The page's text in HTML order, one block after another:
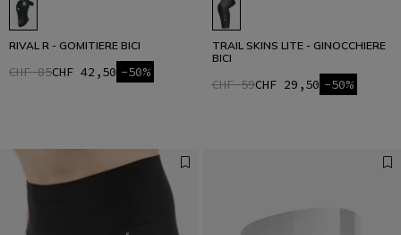
RIVAL R - GOMITIERE BICI
CHF 85CHF 42,50 -50%
TRAIL SKINS LITE - GINOCCHIERE
BICI
CHF 59CHF 29,50 -50%